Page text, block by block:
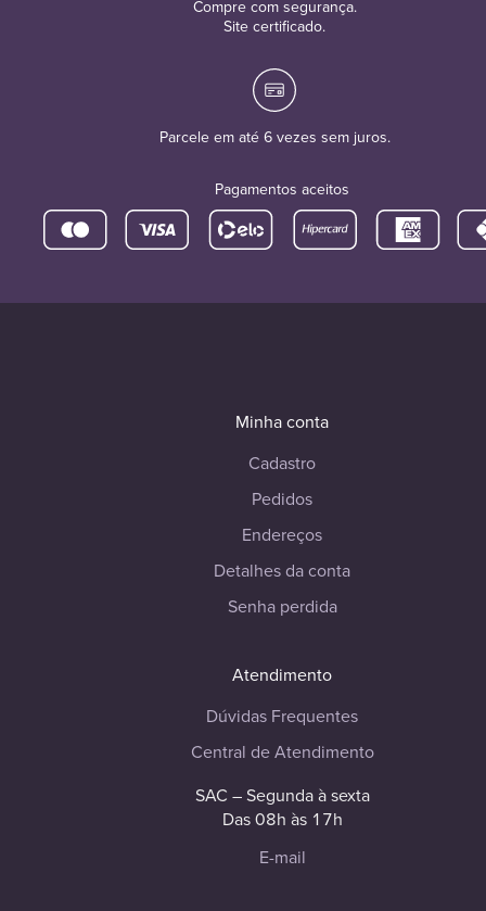
Compre com segurança.
Site certificado.
Parcele em até 6 vezes sem juros.
Pagamentos aceitos
Minha conta
Cadastro
Pedidos
Endereços
Detalhes da conta
Senha perdida
Atendimento
Dúvidas Frequentes
Central de Atendimento
SAC – Segunda à sexta
Das 08h às 17h
E-mail